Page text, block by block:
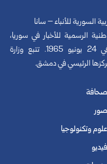
السورية للأنباء – سانا
الرسمية للأخبار في سوريا،
تأسست في 24 يونيو 1965. تتبع وزارة
الرئيسي في دمشق.
صحافة
صور
علوم وتكنولوجيا
فيديو